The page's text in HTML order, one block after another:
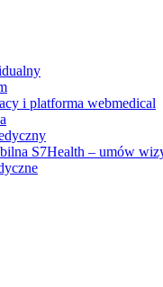
i platforma webmedical
S7Health – umów